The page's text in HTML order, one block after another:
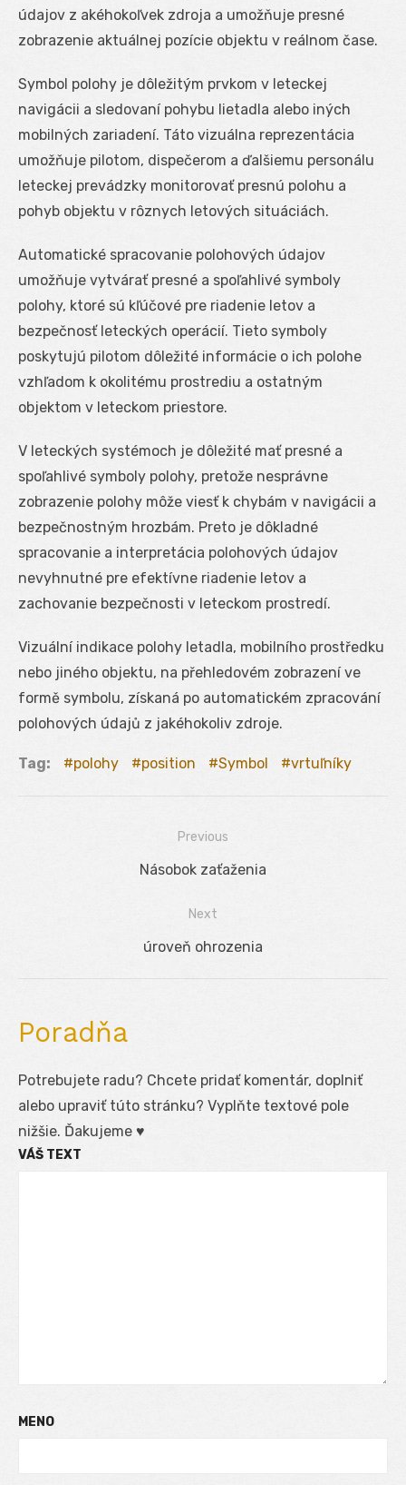
údajov z akéhokoľvek zdroja a umožňuje presné
zobrazenie aktuálnej pozície objektu v reálnom čase.
Symbol polohy je dôležitým prvkom v leteckej
navigácii a sledovaní pohybu lietadla alebo iných
mobilných zariadení. Táto vizuálna reprezentácia
umožňuje pilotom, dispečerom a ďalšiemu personálu
leteckej prevádzky monitorovať presnú polohu a
pohyb objektu v rôznych letových situáciách.
Automatické spracovanie polohových údajov
umožňuje vytvárať presné a spoľahlivé symboly
polohy, ktoré sú kľúčové pre riadenie letov a
bezpečnosť leteckých operácií. Tieto symboly
poskytujú pilotom dôležité informácie o ich polohe
vzhľadom k okolitému prostrediu a ostatným
objektom v leteckom priestore.
V leteckých systémoch je dôležité mať presné a
spoľahlivé symboly polohy, pretože nesprávne
zobrazenie polohy môže viesť k chybám v navigácii a
bezpečnostným hrozbám. Preto je dôkladné
spracovanie a interpretácia polohových údajov
nevyhnutné pre efektívne riadenie letov a
zachovanie bezpečnosti v leteckom prostredí.
Vizuální indikace polohy letadla, mobilního prostředku
nebo jiného objektu, na přehledovém zobrazení ve
formě symbolu, získaná po automatickém zpracování
polohových údajů z jakéhokoliv zdroje.
Tag: polohy position Symbol vrtuľníky
Navigácia
Previous
Previous
Násobok zaťaženia
Next
Next
úroveň ohrozenia
Poradňa
Potrebujete radu? Chcete pridať komentár, doplniť
alebo upraviť túto stránku? Vyplňte textové pole
nižšie. Ďakujeme ♥
VÁŠ TEXT
MENO